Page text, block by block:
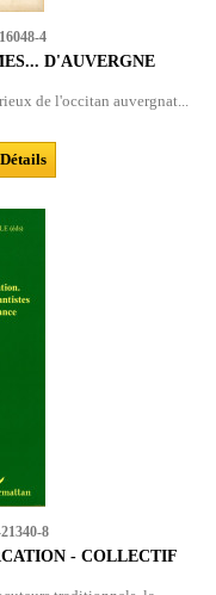
4
D'AUVERGNE
de l'occitan auvergnat...
Détails
8
- COLLECTIF